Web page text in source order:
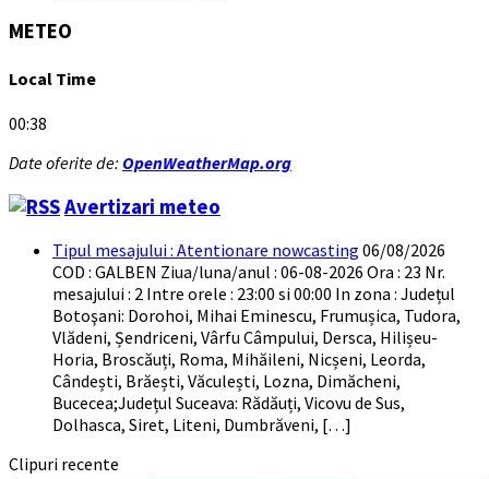
METEO
Local Time
00:38
Date oferite de: OpenWeatherMap.org
Avertizari meteo
Tipul mesajului : Atentionare nowcasting 06/08/2026
COD : GALBEN Ziua/luna/anul : 06-08-2026 Ora : 23 Nr.
mesajului : 2 Intre orele : 23:00 si 00:00 In zona : Județul
Botoşani: Dorohoi, Mihai Eminescu, Frumușica, Tudora,
Vlădeni, Șendriceni, Vârfu Câmpului, Dersca, Hilișeu-
Horia, Broscăuți, Roma, Mihăileni, Nicșeni, Leorda,
Cândești, Brăești, Văculești, Lozna, Dimăcheni,
Bucecea;Județul Suceava: Rădăuți, Vicovu de Sus,
Dolhasca, Siret, Liteni, Dumbrăveni, […]
Clipuri recente